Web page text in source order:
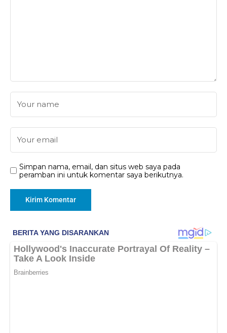
Simpan nama, email, dan situs web saya pada
peramban ini untuk komentar saya berikutnya.